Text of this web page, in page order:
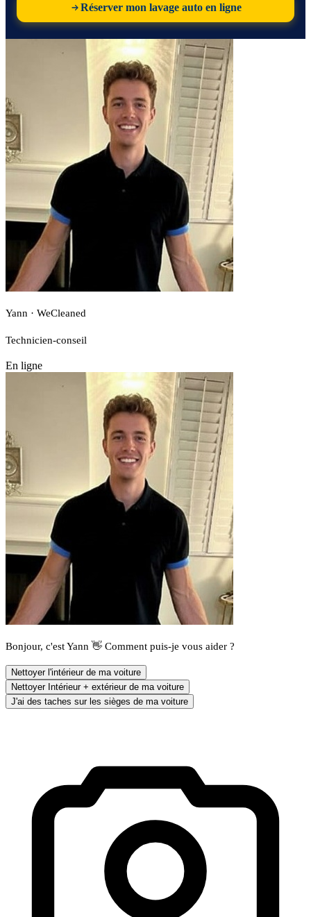
Réserver mon lavage auto en ligne
Yann · WeCleaned
Technicien-conseil
En ligne
Bonjour, c'est Yann 👋 Comment puis-je vous aider ?
Nettoyer l'intérieur de ma voiture
Nettoyer Intérieur + extérieur de ma voiture
J'ai des taches sur les sièges de ma voiture